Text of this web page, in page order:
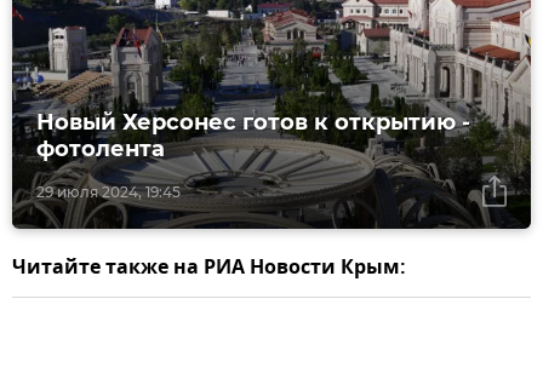
29 июля 2024, 19:45
Новый Херсонес готов к открытию -
фотолента
Читайте также на РИА Новости Крым: